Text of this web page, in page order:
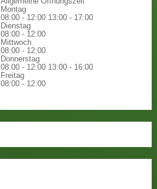
Montag
08:00 - 12:00 13:00 - 17:00
Dienstag
08:00 - 12:00
Mittwoch
08:00 - 12:00
Donnerstag
08:00 - 12:00 13:00 - 16:00
Freitag
08:00 - 12:00